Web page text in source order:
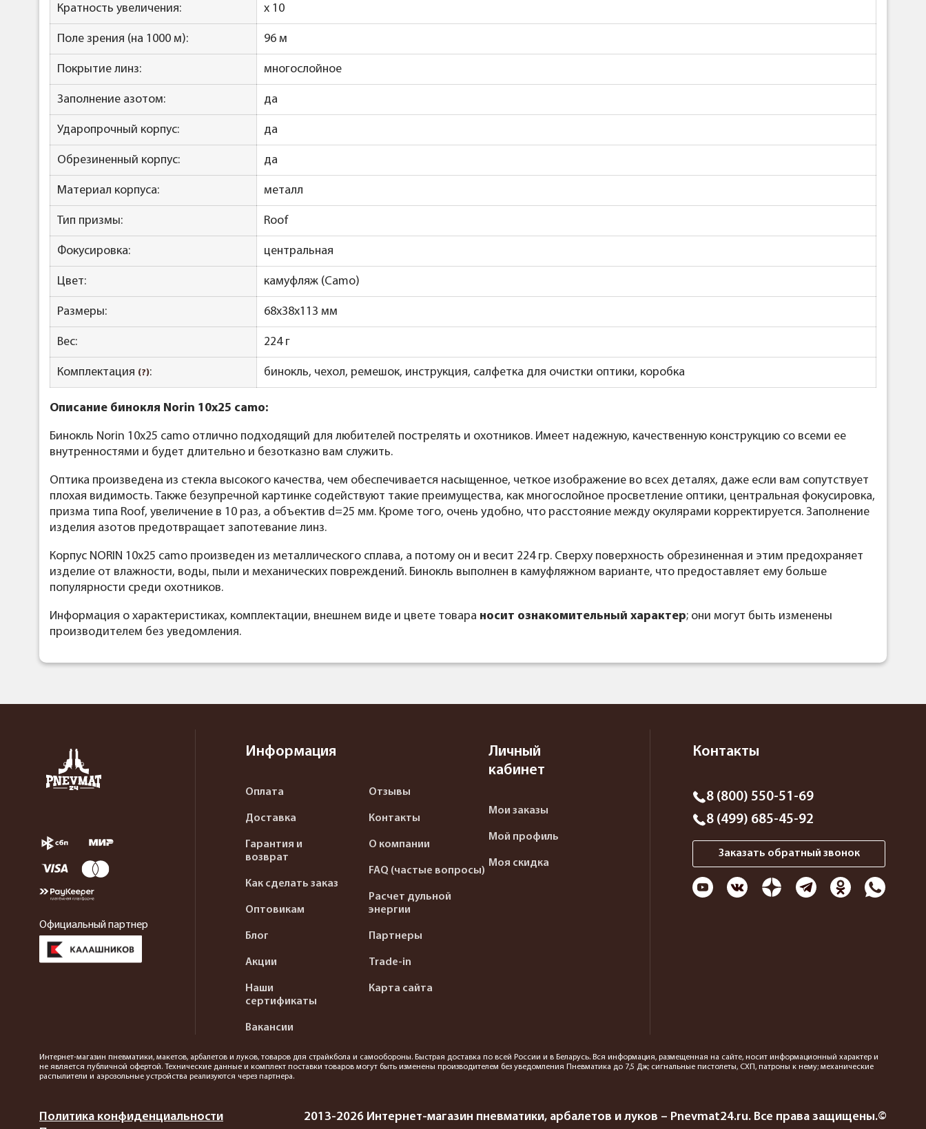
Кратность увеличения: x 10
Поле зрения (на 1000 м): 96 м
Покрытие линз: многослойное
Заполнение азотом: да
Ударопрочный корпус: да
Обрезиненный корпус: да
Материал корпуса: металл
Тип призмы: Roof
Фокусировка: центральная
Цвет: камуфляж (Camo)
Размеры: 68x38x113 мм
Вес: 224 г
Комплектация (?): бинокль, чехол, ремешок, инструкция, салфетка для очистки оптики, коробка
Описание бинокля Norin 10x25 camo:
Бинокль Norin 10x25 camo отлично подходящий для любителей пострелять и охотников. Имеет надежную, качественную конструкцию со всеми ее
внутренностями и будет длительно и безотказно вам служить.
Оптика произведена из стекла высокого качества, чем обеспечивается насыщенное, четкое изображение во всех деталях, даже если вам сопутствует
плохая видимость. Также безупречной картинке содействуют такие преимущества, как многослойное просветление оптики, центральная фокусировка,
призма типа Roof, увеличение в 10 раз, а объектив d=25 мм. Кроме того, очень удобно, что расстояние между окулярами корректируется. Заполнение
изделия азотов предотвращает запотевание линз.
Корпус NORIN 10x25 camo произведен из металлического сплава, а потому он и весит 224 гр. Сверху поверхность обрезиненная и этим предохраняет
изделие от влажности, воды, пыли и механических повреждений. Бинокль выполнен в камуфляжном варианте, что предоставляет ему больше
популярности среди охотников.
Информация о характеристиках, комплектации, внешнем виде и цвете товара носит ознакомительный характер; они могут быть изменены
производителем без уведомления.
Официальный партнер
Информация
Оплата
Доставка
Гарантия и
возврат
Как сделать заказ
Оптовикам
Блог
Акции
Наши
сертификаты
Вакансии
Отзывы
Контакты
О компании
FAQ (частые вопросы)
Расчет дульной
энергии
Партнеры
Trade-in
Карта сайта
Личный
кабинет
Мои заказы
Мой профиль
Моя скидка
Контакты
8 (800) 550-51-69
8 (499) 685-45-92
Заказать обратный звонок
Интернет-магазин пневматики, макетов, арбалетов и луков, товаров для страйкбола и самообороны. Быстрая доставка по всей России и в Беларусь. Вся информация, размещенная на сайте, носит информационный характер и
не является публичной офертой. Технические данные и комплект поставки товаров могут быть изменены производителем без уведомления Пневматика до 7,5 Дж; сигнальные пистолеты, СХП, патроны к нему; механические
распылители и аэрозольные устройства реализуются через партнера.
Политика конфиденциальности
2013-2026 Интернет-магазин пневматики, арбалетов и луков – Pnevmat24.ru. Все права защищены.©